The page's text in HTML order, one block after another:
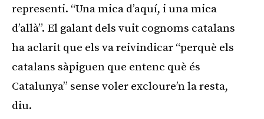
representi. “Una mica d’aquí, i una mica
d’allà”. El galant dels vuit cognoms catalans
ha aclarit que els va reivindicar “perquè els
catalans sàpiguen que entenc què és
Catalunya” sense voler excloure’n la resta,
diu.